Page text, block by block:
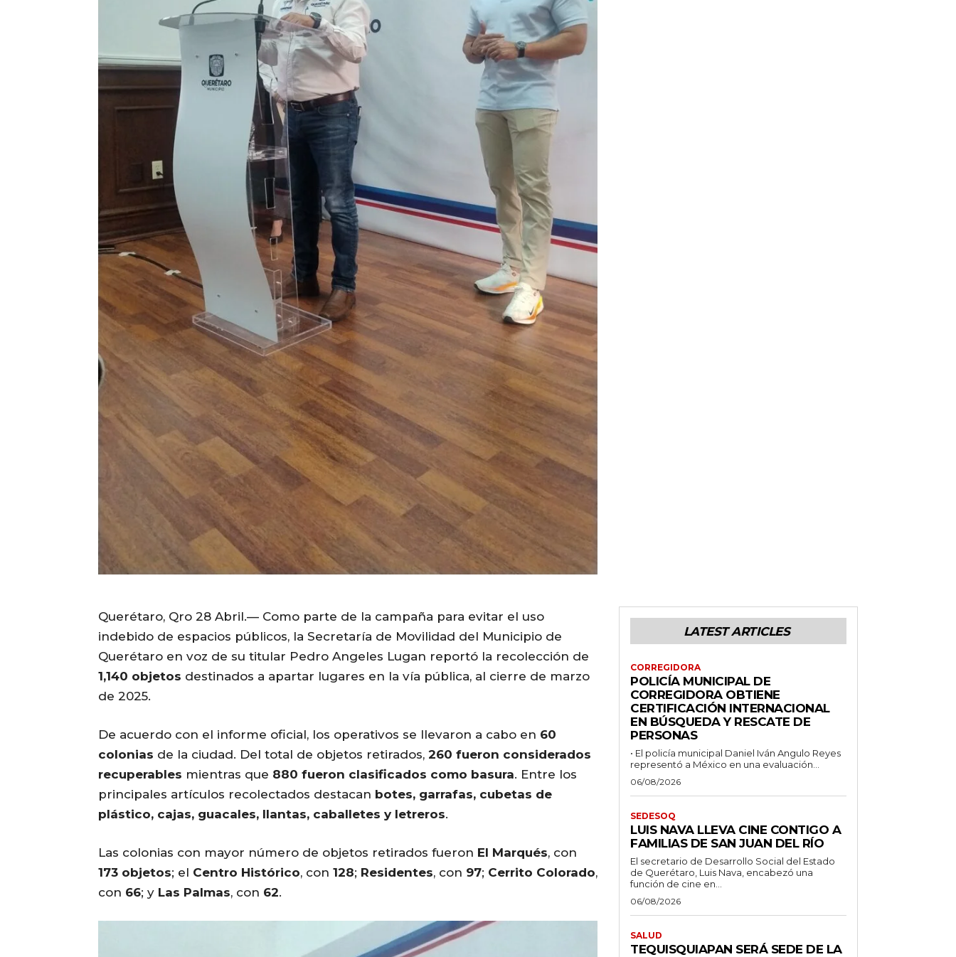
Querétaro, Qro 28 Abril.— Como parte de la campaña para evitar el uso
indebido de espacios públicos, la Secretaría de Movilidad del Municipio de
Querétaro en voz de su titular Pedro Angeles Lugan reportó la recolección de
1,140 objetos destinados a apartar lugares en la vía pública, al cierre de marzo
de 2025.
De acuerdo con el informe oficial, los operativos se llevaron a cabo en 60
colonias de la ciudad. Del total de objetos retirados, 260 fueron considerados
recuperables mientras que 880 fueron clasificados como basura. Entre los
principales artículos recolectados destacan botes, garrafas, cubetas de
plástico, cajas, guacales, llantas, caballetes y letreros.
Las colonias con mayor número de objetos retirados fueron El Marqués, con
173 objetos; el Centro Histórico, con 128; Residentes, con 97; Cerrito Colorado,
con 66; y Las Palmas, con 62.
LATEST ARTICLES
CORREGIDORA
POLICÍA MUNICIPAL DE
CORREGIDORA OBTIENE
CERTIFICACIÓN INTERNACIONAL
EN BÚSQUEDA Y RESCATE DE
PERSONAS
• El policía municipal Daniel Iván Angulo Reyes
representó a México en una evaluación...
06/08/2026
SEDESOQ
LUIS NAVA LLEVA CINE CONTIGO A
FAMILIAS DE SAN JUAN DEL RÍO
El secretario de Desarrollo Social del Estado
de Querétaro, Luis Nava, encabezó una
función de cine en...
06/08/2026
SALUD
TEQUISQUIAPAN SERÁ SEDE DE LA